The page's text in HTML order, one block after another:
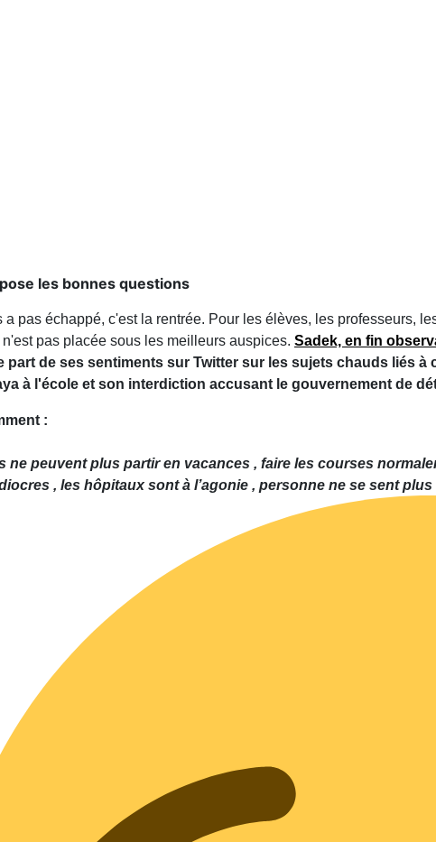
les bonnes questions
a pas échappé, c'est la rentrée. Pour les élèves, les professeurs,
pas placée sous les meilleurs auspices. Sadek, en fin
part de ses sentiments sur Twitter sur les sujets chauds liés
à l'école et son interdiction accusant le gouvernement de
:
ne peuvent plus partir en vacances , faire les courses
, les hôpitaux sont à l’agonie , personne ne se sent